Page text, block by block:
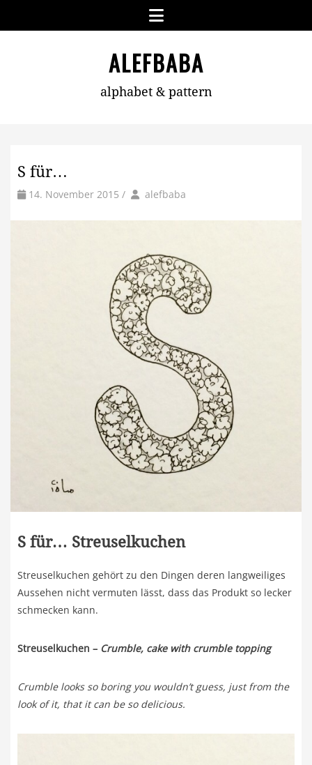
Menu
ALEFBABA
alphabet & pattern
S für…
14. November 2015 / by Author
alefbaba
S für… Streuselkuchen
Streuselkuchen gehört zu den Dingen deren langweiliges
Aussehen nicht vermuten lässt, dass das Produkt so lecker
schmecken kann.
Streuselkuchen – Crumble, cake with crumble topping
Crumble looks so boring you wouldn’t guess, just from the
look of it, that it can be so delicious.